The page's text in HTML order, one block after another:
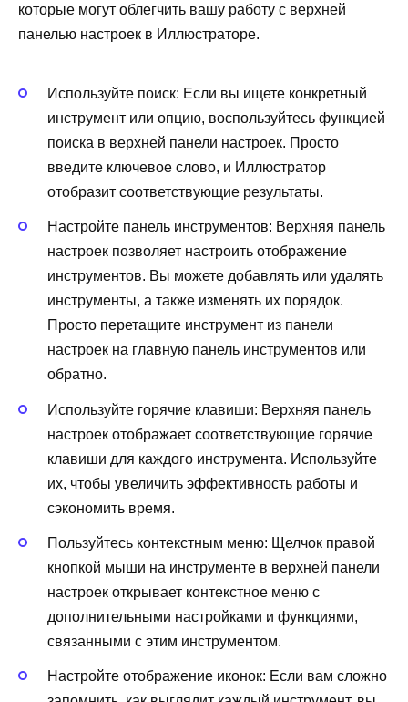
которые могут облегчить вашу работу с верхней
панелью настроек в Иллюстраторе.
Используйте поиск: Если вы ищете конкретный
инструмент или опцию, воспользуйтесь функцией
поиска в верхней панели настроек. Просто
введите ключевое слово, и Иллюстратор
отобразит соответствующие результаты.
Настройте панель инструментов: Верхняя панель
настроек позволяет настроить отображение
инструментов. Вы можете добавлять или удалять
инструменты, а также изменять их порядок.
Просто перетащите инструмент из панели
настроек на главную панель инструментов или
обратно.
Используйте горячие клавиши: Верхняя панель
настроек отображает соответствующие горячие
клавиши для каждого инструмента. Используйте
их, чтобы увеличить эффективность работы и
сэкономить время.
Пользуйтесь контекстным меню: Щелчок правой
кнопкой мыши на инструменте в верхней панели
настроек открывает контекстное меню с
дополнительными настройками и функциями,
связанными с этим инструментом.
Настройте отображение иконок: Если вам сложно